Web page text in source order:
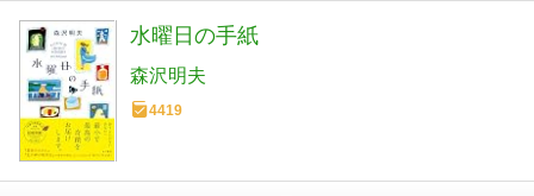
水曜日の手紙
森沢明夫
4419